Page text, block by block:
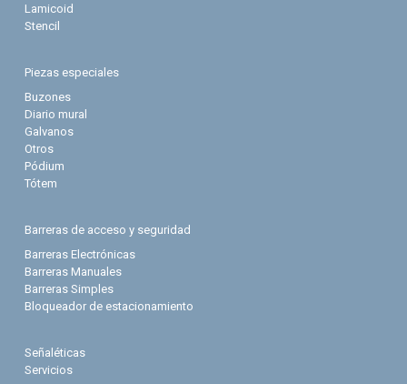
Lamicoid
Stencil
Piezas especiales
Buzones
Diario mural
Galvanos
Otros
Pódium
Tótem
Barreras de acceso y seguridad
Barreras Electrónicas
Barreras Manuales
Barreras Simples
Bloqueador de estacionamiento
Señaléticas
Servicios